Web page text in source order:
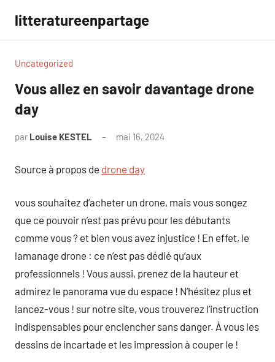
contenu
litteratureenpartage
Uncategorized
Vous allez en savoir davantage drone
day
par Louise KESTEL mai 16, 2024
Source à propos de drone day
vous souhaitez d’acheter un drone, mais vous songez
que ce pouvoir n’est pas prévu pour les débutants
comme vous ? et bien vous avez injustice ! En effet, le
lamanage drone : ce n’est pas dédié qu’aux
professionnels ! Vous aussi, prenez de la hauteur et
admirez le panorama vue du espace ! N’hésitez plus et
lancez-vous ! sur notre site, vous trouverez l’instruction
indispensables pour enclencher sans danger. À vous les
dessins de incartade et les impression à couper le !